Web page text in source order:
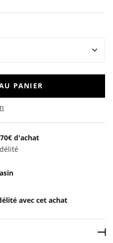
PANIER
d'achat
avec cet achat